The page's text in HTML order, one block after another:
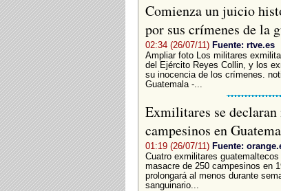
Comienza un juicio
por sus crímenes de la
02:34 (26/07/11) Fuente: rtve.es
Ampliar foto Los militares
del Ejército Reyes Collin, y los
su inocencia de los crímenes.
Guatemala -...
Exmilitares se declaran
campesinos en
01:19 (26/07/11) Fuente:
Cuatro exmilitares
masacre de 250 campesinos en
prolongará al menos durante
sanguinario...